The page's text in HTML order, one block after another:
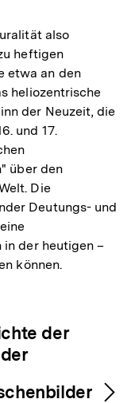
also
heftigen
etwa an den
heliozentrische
der Neuzeit, die
und 17.
über den
Die
Deutungs- und
in der heutigen –
können.
der